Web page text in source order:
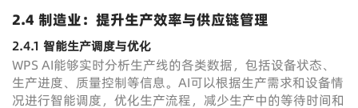
2.4 制造业：提升生产效率与供应链管理
2.4.1 智能生产调度与优化
WPS AI能够实时分析生产线的各类数据，包括设备状态、
生产进度、质量控制等信息。AI可以根据生产需求和设备情
况进行智能调度，优化生产流程，减少生产中的等待时间和